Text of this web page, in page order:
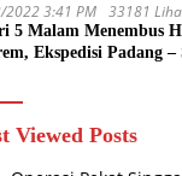
2022 3:41 PM 33181
5 Malam Menembus
Ekspedisi Padang
Viewed Posts